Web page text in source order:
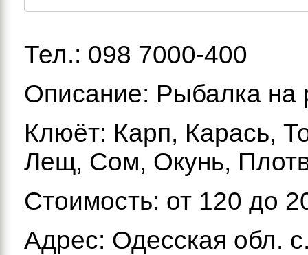
Тел.: 098 7000-400
Описание: Рыбалка на
Клюёт: Карп, Карась,
Лещ, Сом, Окунь,
Стоимость: от 120 до
Адрес: Одесская обл.